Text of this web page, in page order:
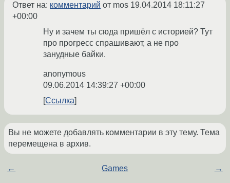
Ответ на: комментарий от mos 19.04.2014 18:11:27
+00:00
Ну и зачем ты сюда пришёл с историей? Тут
про прогресс спрашивают, а не про
занудные байки.
anonymous
09.06.2014 14:39:27 +00:00
Ссылка
Вы не можете добавлять комментарии в эту тему. Тема
перемещена в архив.
← Games →